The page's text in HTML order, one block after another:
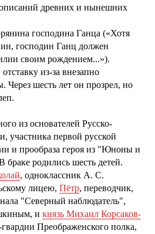
древних и нынешних
господина Ганца («Хотя
господин Ганц должен
своим рождением...»).
из-за внезапно
Через шесть лет он прозрел, но
из основателей Русско-
участника первой русской
и прообраза героя из "Юноны и
браке родились шесть детей.
, одноклассник А. С.
лицею, Пётр, переводчик,
"Северный наблюдатель",
и князь Михаил Корсаков-
Преображенского полка,